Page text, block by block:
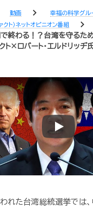
動画 chevron_right 幸福の科学グル
クト）ネットオピニオン番組
chevron_right
終わる！？台湾を守るた
ト×ロバート・エルドリッヂ氏
Play
われた台湾総統選挙では